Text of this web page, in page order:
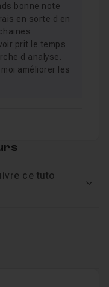
bonne note
en sorte d en
prit le temps
d analyse.
améliorer les
ce tuto